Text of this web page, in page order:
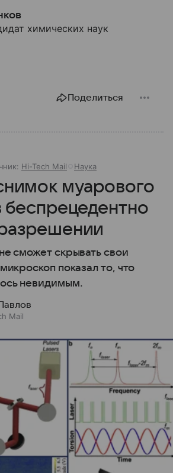
химических наук
Поделиться
Hi-Tech Mail Наука
муарового
беспрецедентно
сможет скрывать свои
показал то, что
невидимым.
Mail